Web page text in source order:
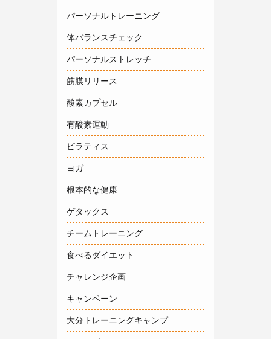
パーソナルトレーニング
体バランスチェック
パーソナルストレッチ
筋膜リリース
酸素カプセル
有酸素運動
ピラティス
ヨガ
根本的な健康
ゲタックス
チームトレーニング
食べるダイエット
チャレンジ企画
キャンペーン
大分トレーニングキャンプ